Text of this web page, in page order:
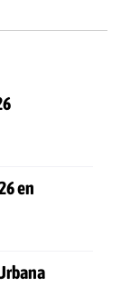
en